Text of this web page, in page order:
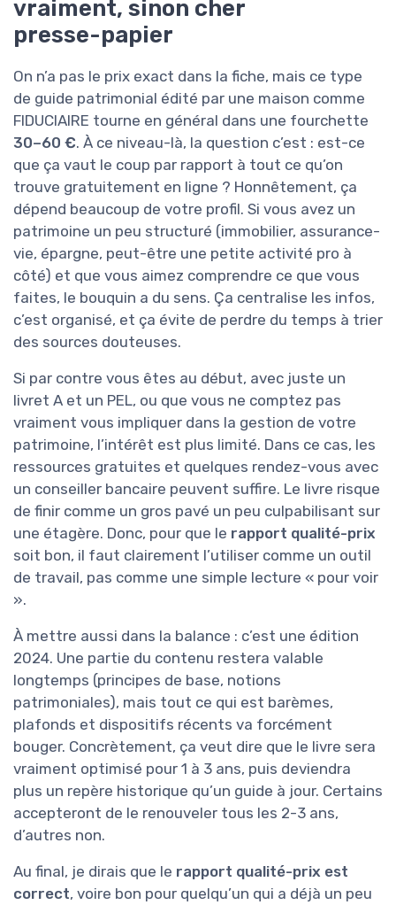
vraiment, sinon cher
presse-papier
On n’a pas le prix exact dans la fiche, mais ce type
de guide patrimonial édité par une maison comme
FIDUCIAIRE tourne en général dans une fourchette
30–60 €. À ce niveau-là, la question c’est : est-ce
que ça vaut le coup par rapport à tout ce qu’on
trouve gratuitement en ligne ? Honnêtement, ça
dépend beaucoup de votre profil. Si vous avez un
patrimoine un peu structuré (immobilier, assurance-
vie, épargne, peut-être une petite activité pro à
côté) et que vous aimez comprendre ce que vous
faites, le bouquin a du sens. Ça centralise les infos,
c’est organisé, et ça évite de perdre du temps à trier
des sources douteuses.
Si par contre vous êtes au début, avec juste un
livret A et un PEL, ou que vous ne comptez pas
vraiment vous impliquer dans la gestion de votre
patrimoine, l’intérêt est plus limité. Dans ce cas, les
ressources gratuites et quelques rendez-vous avec
un conseiller bancaire peuvent suffire. Le livre risque
de finir comme un gros pavé un peu culpabilisant sur
une étagère. Donc, pour que le rapport qualité-prix
soit bon, il faut clairement l’utiliser comme un outil
de travail, pas comme une simple lecture « pour voir
».
À mettre aussi dans la balance : c’est une édition
2024. Une partie du contenu restera valable
longtemps (principes de base, notions
patrimoniales), mais tout ce qui est barèmes,
plafonds et dispositifs récents va forcément
bouger. Concrètement, ça veut dire que le livre sera
vraiment optimisé pour 1 à 3 ans, puis deviendra
plus un repère historique qu’un guide à jour. Certains
accepteront de le renouveler tous les 2-3 ans,
d’autres non.
Au final, je dirais que le rapport qualité-prix est
correct, voire bon pour quelqu’un qui a déjà un peu